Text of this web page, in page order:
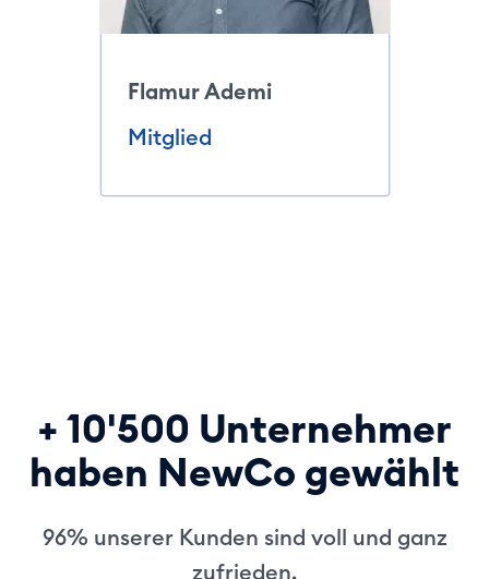
Flamur Ademi
Mitglied
+ 10'500 Unternehmer
haben NewCo gewählt
96% unserer Kunden sind voll und ganz
zufrieden.